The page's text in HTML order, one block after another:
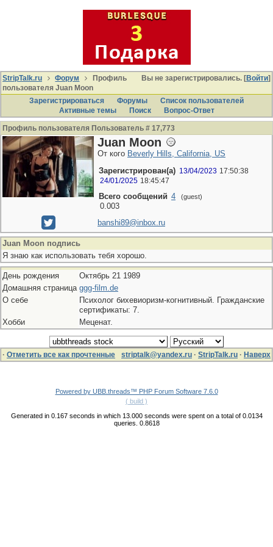
Вы не зарегистрировались. [Войти]
StripTalk.ru Форум
Профиль
пользователя Juan Moon
Зарегистрироваться
Форумы
Список пользователей
Активные темы
Поиcк Вопрос-Ответ
Профиль пользователя Пользователь # 17,773
Juan Moon
От кого Beverly Hills, California, US
Зарегистрирован(а) 13/04/2023 17:50:38
24/01/2025 18:45:47
Всего сообщений 4 (guest)
0.003
banshi89@inbox.ru
Juan Moon подпись
Я знаю как использовать тебя хорошо.
День рождения
Октябрь 21 1989
Домашняя страница ggg-film.de
О себе
Психолог бихевиоризм-когнитивный. Гражданские
сертификаты: 7.
Хобби
Меценат.
· Отметить все как прочтенные striptalk@yandex.ru · StripTalk.ru · Наверх
Powered by UBB.threads™ PHP Forum Software 7.6.0
( build )
Generated in 0.167 seconds in which 13.000 seconds were spent on a total of 0.0134
queries. 0.8618